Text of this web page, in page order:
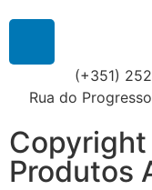
(+351)
Rua do
Produtos